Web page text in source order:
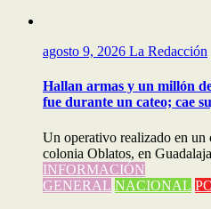
agosto 9, 2026 La Redacción
Hallan armas y un millón
fue durante un cateo; cae
Un operativo realizado en un
colonia Oblatos, en
INFORMACIÓN
GENERAL NACIONAL